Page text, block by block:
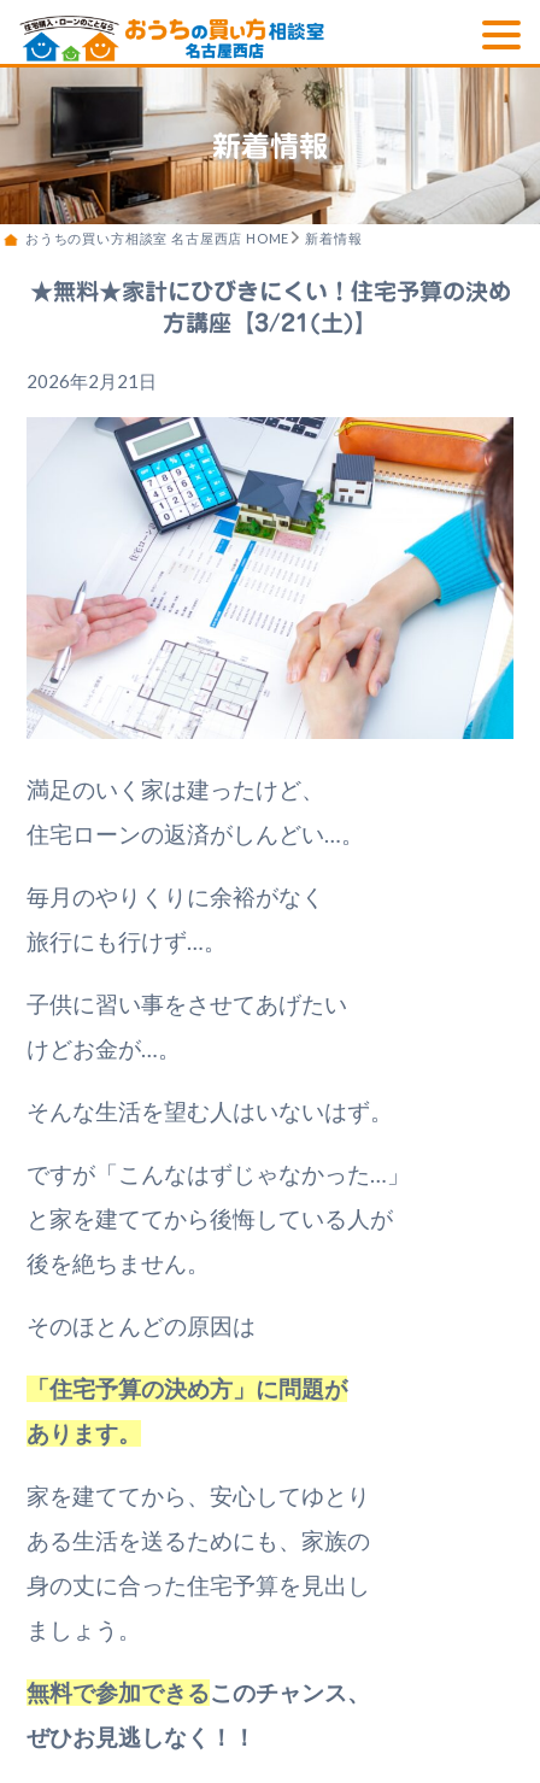
新着情報
おうちの買い方相談室 名古屋西店 HOME 新着情報
★無料★家計にひびきにくい！住宅予算の決め
方講座【3/21(土)】
2026年2月21日
満足のいく家は建ったけど、
住宅ローンの返済がしんどい…。
毎月のやりくりに余裕がなく
旅行にも行けず…。
子供に習い事をさせてあげたい
けどお金が…。
そんな生活を望む人はいないはず。
ですが「こんなはずじゃなかった…」
と家を建ててから後悔している人が
後を絶ちません。
そのほとんどの原因は
「住宅予算の決め方」に問題が
あります。
家を建ててから、安心してゆとり
ある生活を送るためにも、家族の
身の丈に合った住宅予算を見出し
ましょう。
無料で参加できるこのチャンス、
ぜひお見逃しなく！！